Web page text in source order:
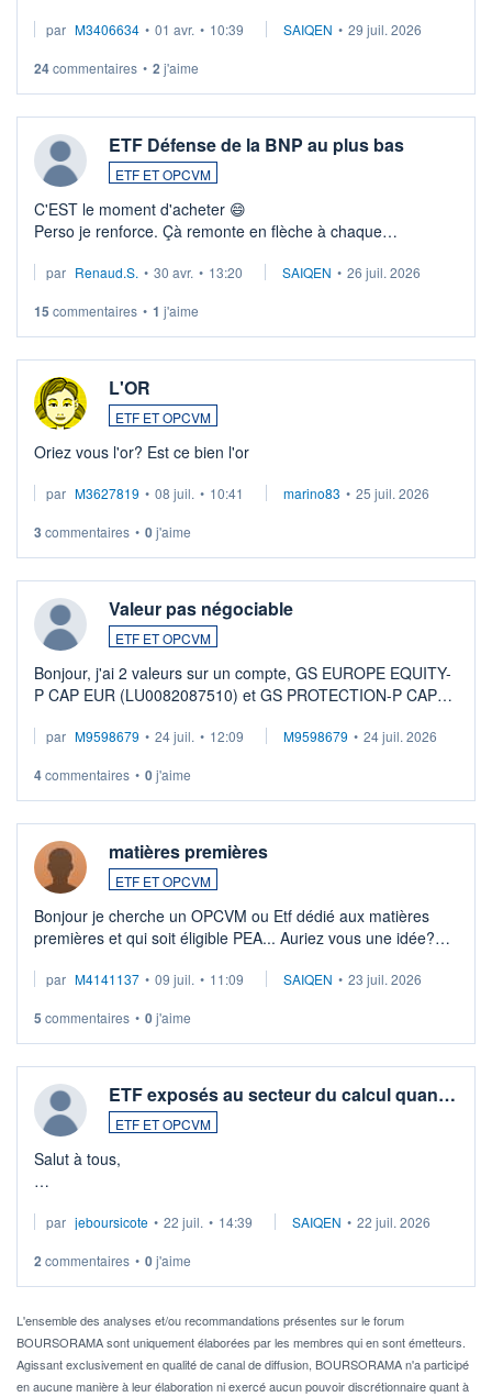
par M3406634 • 01 avr. • 10:39 SAIQEN • 29 juil. 2026
24commentaires • 2 j'aime
ETF Défense de la BNP au plus bas
ETF ET OPCVM
C'EST le moment d'acheter 😄​
Perso je renforce. Çà remonte en flèche à chaque
Investissement long terme tip top pour sa retraite.
par Renaud.S. • 30 avr. • 13:20 SAIQEN • 26 juil. 2026
15 commentaires • 1 j'aime
L'OR
ETF ET OPCVM
Oriez vous l'or? Est ce bien l'or
par M3627819 • 08 juil. • 10:41 marino83 • 25 juil. 2026
3 commentaires • 0j'aime
Valeur pas négociable
ETF ET OPCVM
Bonjour, j'ai 2 valeurs sur un compte, GS EUROPE EQUITY-
P CAP EUR (LU0082087510) et GS PROTECTION-P CAP
veux procéder à la vente, on me signale ...
par M9598679 • 24 juil. • 12:09 M9598679 • 24 juil. 2026
4commentaires • 0j'aime
matières premières
ETF ET OPCVM
Bonjour je cherche un OPCVM ou Etf dédié aux matières
premières et qui soit éligible PEA... Auriez vous une idée?
par M4141137 • 09 juil. • 11:09 SAIQEN • 23 juil. 2026
5 commentaires • 0j'aime
ETF exposés au secteur du calcul quan…
ETF ET OPCVM
Salut à tous,
via un ETF plutôt que des actions individuelles.
Idéalement, je voudrais qu'il soit éligible au PEA.
Pour l' ...
par jeboursicote • 22 juil. • 14:39 SAIQEN • 22 juil. 2026
2 commentaires • 0j'aime
L'ensemble des analyses et/ou recommandations présentes sur le forum
BOURSORAMA sont uniquement élaborées par les membres qui en sont émetteurs.
Agissant exclusivement en qualité de canal de diffusion, BOURSORAMA n'a participé
en aucune manière à leur élaboration ni exercé aucun pouvoir discrétionnaire quant à